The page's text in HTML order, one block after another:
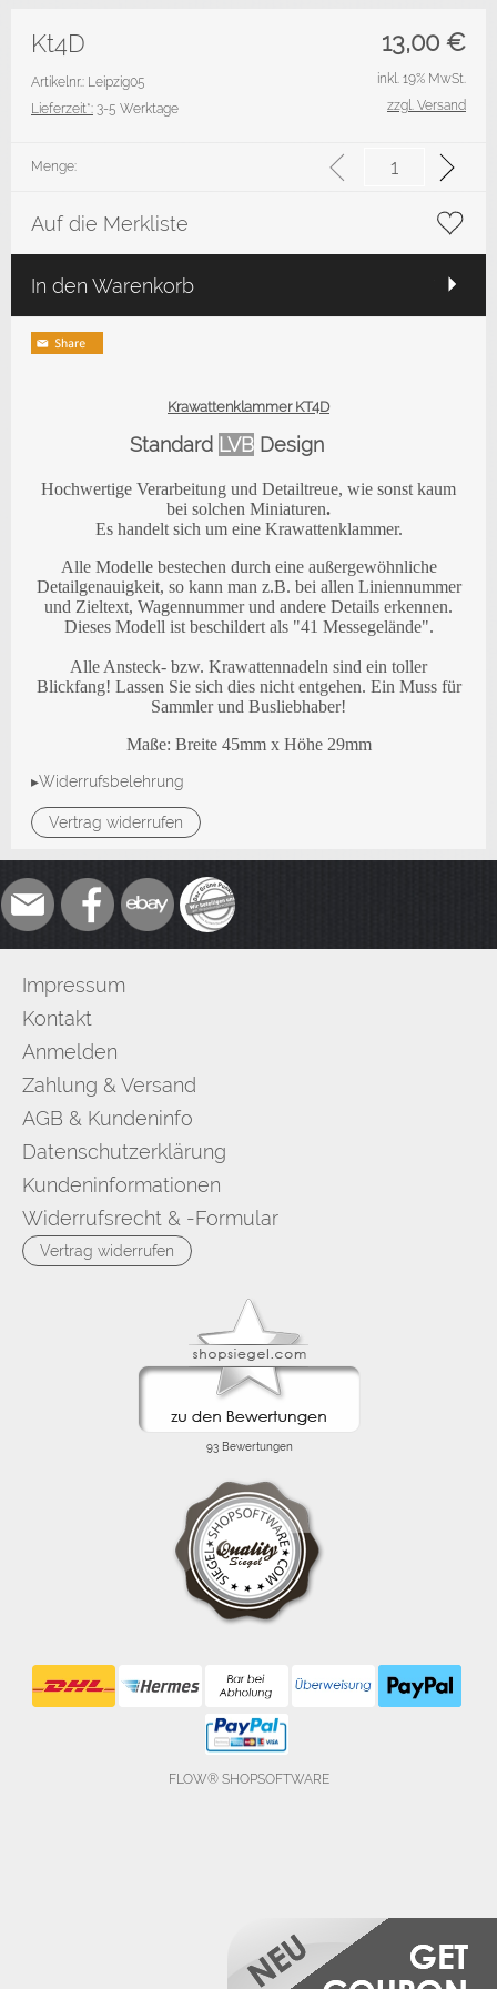
13,00 €
Kt4D
Artikelnr.: Leipzig05
Lieferzeit*: 3-5 Werktage
inkl. 19% MwSt.
zzgl. Versand
Menge:
Auf die Merkliste
In den Warenkorb
Krawattenklammer KT4D
Standard LVBDesign
Hochwertige Verarbeitung und Detailtreue, wie sonst kaum
bei solchen Miniaturen.
Es handelt sich um eine Krawattenklammer.
Alle Modelle bestechen durch eine außergewöhnliche
Detailgenauigkeit, so kann man z.B. bei allen Liniennummer
und Zieltext, Wagennummer und andere Details erkennen.
Dieses Modell ist beschildert als "41 Messegelände".
Alle Ansteck- bzw. Krawattennadeln sind ein toller
Blickfang! Lassen Sie sich dies nicht entgehen. Ein Muss für
Sammler und Busliebhaber!
Maße: Breite 45mm x Höhe 29mm
▸Widerrufsbelehrung
Vertrag widerrufen
Impressum
Kontakt
Anmelden
Zahlung & Versand
AGB & Kundeninfo
Datenschutzerklärung
Kundeninformationen
Widerrufsrecht & -Formular
Vertrag widerrufen
FLOW® SHOPSOFTWARE